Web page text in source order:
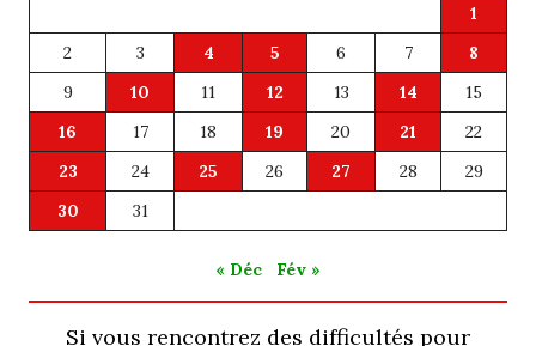
1
2
3 4 5 6 7
8
9
10 11 12 13 14
15
16
17 18 19 20 21
22
23
24 25 26 27 28
29
30
31
« Déc Fév »
Si vous rencontrez des difficultés pour